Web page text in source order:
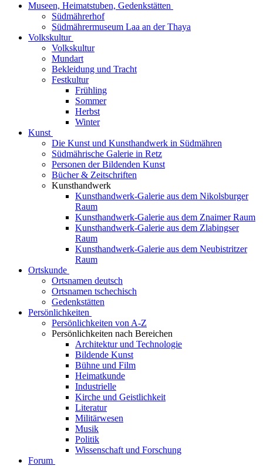
Museen, Heimatstuben, Gedenkstätten
Südmährerhof
Südmährermuseum Laa an der Thaya
Volkskultur
Volkskultur
Mundart
Bekleidung und Tracht
Festkultur
Frühling
Sommer
Herbst
Winter
Kunst
Die Kunst und Kunsthandwerk in Südmähren
Südmährische Galerie in Retz
Personen der Bildenden Kunst
Bücher & Zeitschriften
Kunsthandwerk
Kunsthandwerk-Galerie aus dem Nikolsburger
Raum
Kunsthandwerk-Galerie aus dem Znaimer Raum
Kunsthandwerk-Galerie aus dem Zlabingser
Raum
Kunsthandwerk-Galerie aus dem Neubistritzer
Raum
Ortskunde
Ortsnamen deutsch
Ortsnamen tschechisch
Gedenkstätten
Persönlichkeiten
Persönlichkeiten von A-Z
Persönlichkeiten nach Bereichen
Architektur und Technologie
Bildende Kunst
Bühne und Film
Heimatkunde
Industrielle
Kirche und Geistlichkeit
Literatur
Militärwesen
Musik
Politik
Wissenschaft und Forschung
Forum